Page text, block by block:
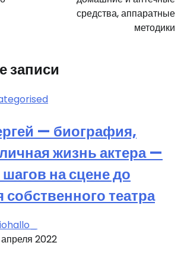
средства, аппаратные
методики
записи
— биография,
жизнь актера —
на сцене до
театра
2022